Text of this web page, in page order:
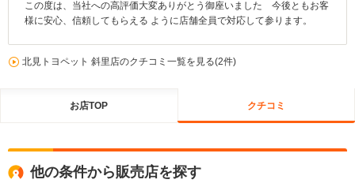
この度は、当社への高評価大変ありがとう御座いました 今後ともお客
様に安心、信頼してもらえる ように店舗全員で対応して参ります。
北見トヨペット 斜里店のクチコミ一覧を見る(2件)
お店TOP クチコミ
他の条件から販売店を探す